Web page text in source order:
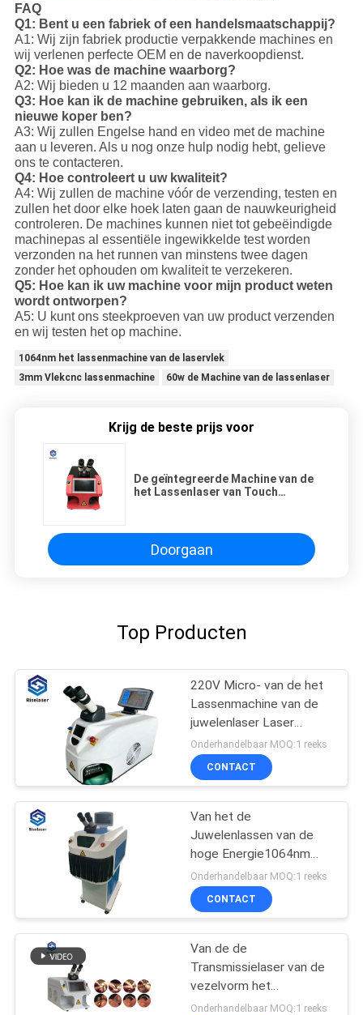
FAQ
Q1: Bent u een fabriek of een handelsmaatschappij?
A1: Wij zijn fabriek productie verpakkende machines en
wij verlenen perfecte OEM en de naverkoopdienst.
Q2: Hoe was de machine waarborg?
A2: Wij bieden u 12 maanden aan waarborg.
Q3: Hoe kan ik de machine gebruiken, als ik een
nieuwe koper ben?
A3: Wij zullen Engelse hand en video met de machine
aan u leveren. Als u nog onze hulp nodig hebt, gelieve
ons te contacteren.
Q4: Hoe controleert u uw kwaliteit?
A4: Wij zullen de machine vóór de verzending, testen en
zullen het door elke hoek laten gaan de nauwkeurigheid
controleren. De machines kunnen niet tot gebeëindigde
machinepas al essentiële ingewikkelde test worden
verzonden na het runnen van minstens twee dagen
zonder het ophouden om kwaliteit te verzekeren.
Q5: Hoe kan ik uw machine voor mijn product weten
wordt ontworpen?
A5: U kunt ons steekproeven van uw product verzenden
en wij testen het op machine.
1064nm het lassenmachine van de laservlek
3mm Vlekcnc lassenmachine
60w de Machine van de lassenlaser
Krijg de beste prijs voor
De geïntegreerde Machine van de
het Lassenlaser van Touch
Doorgaan
Top Producten
220V Micro- van de het
Lassenmachine van de
juwelenlaser Laser
Solderend Systeem
Onderhandelbaar MOQ:1 reeks
CONTACT
Van het de
Juwelenlassen van de
hoge Energie1064nm
Laser van het de
Machine de Regelbare
Soldeersel Gezamenlijke
Onderhandelbaar MOQ:1 reeks
CONTACT
Van de de
Transmissielaser van de
vezelvorm het
Lassenmachine
Onderhandelbaar MOQ:1 reeks